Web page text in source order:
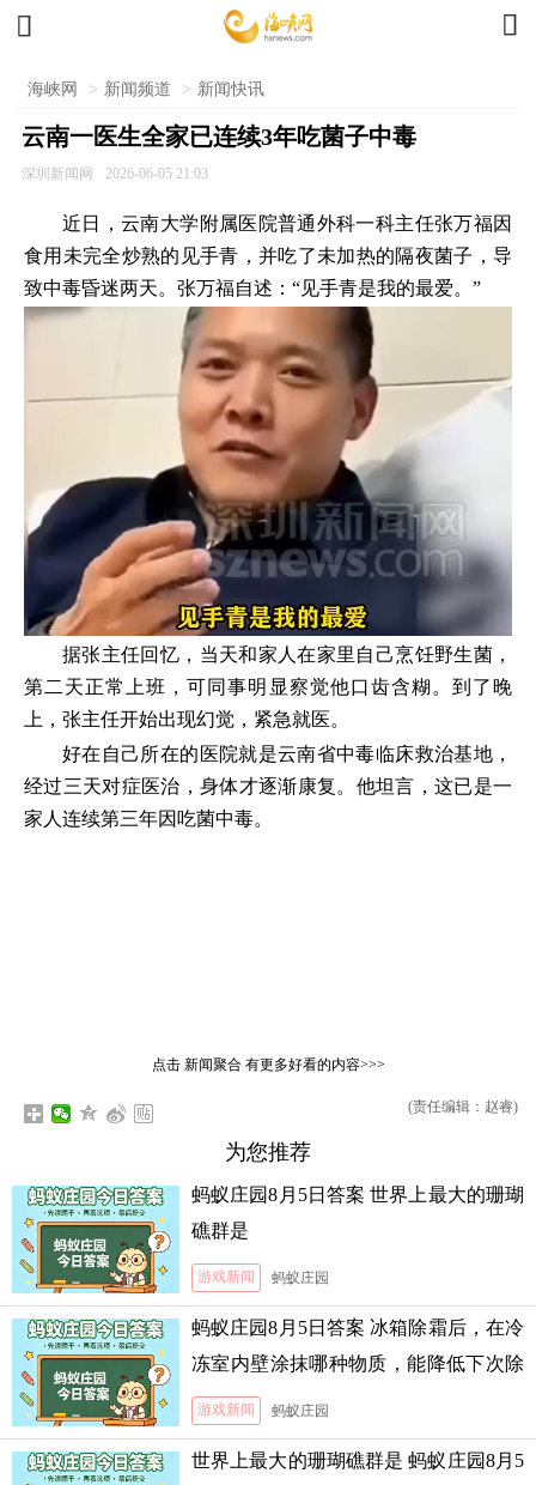
 
海峡网 > 新闻频道 > 新闻快讯
云南一医生全家已连续3年吃菌子中毒
深圳新闻网 2026-06-05 21:03
近日，云南大学附属医院普通外科一科主任张万福因
食用未完全炒熟的见手青，并吃了未加热的隔夜菌子，导
致中毒昏迷两天。张万福自述：“见手青是我的最爱。”
据张主任回忆，当天和家人在家里自己烹饪野生菌，
第二天正常上班，可同事明显察觉他口齿含糊。到了晚
上，张主任开始出现幻觉，紧急就医。
好在自己所在的医院就是云南省中毒临床救治基地，
经过三天对症医治，身体才逐渐康复。他坦言，这已是一
家人连续第三年因吃菌中毒。
点击 新闻聚合有更多好看的内容>>>
(责任编辑：赵睿)
为您推荐
蚂蚁庄园8月5日答案 世界上最大的珊瑚
礁群是
游戏新闻 蚂蚁庄园
蚂蚁庄园8月5日答案 冰箱除霜后，在冷
冻室内壁涂抹哪种物质，能降低下次除
霜的难度
游戏新闻 蚂蚁庄园
世界上最大的珊瑚礁群是 蚂蚁庄园8月5